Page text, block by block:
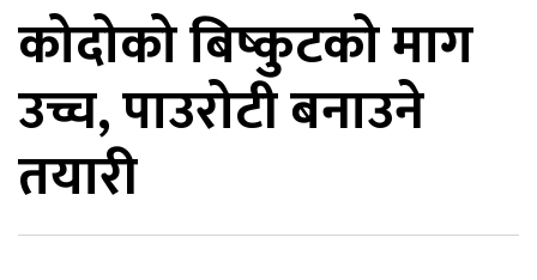
कोदोको बिष्कुटको माग
उच्च, पाउरोटी बनाउने
तयारी